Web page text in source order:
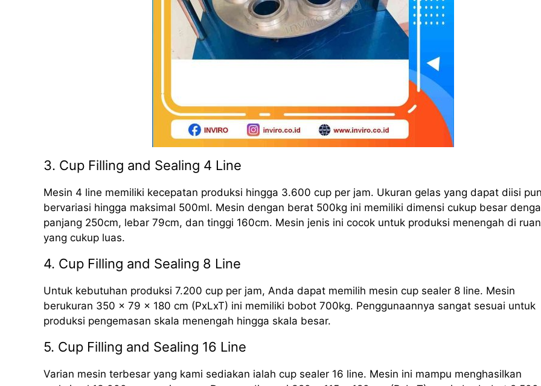
3. Cup Filling and Sealing 4 Line
Mesin 4 line memiliki kecepatan produksi hingga 3.600 cup per jam. Ukuran gelas yang dapat diisi pun
bervariasi hingga maksimal 500ml. Mesin dengan berat 500kg ini memiliki dimensi cukup besar
panjang 250cm, lebar 79cm, dan tinggi 160cm. Mesin jenis ini cocok untuk produksi menengah di
yang cukup luas.
4. Cup Filling and Sealing 8 Line
Untuk kebutuhan produksi 7.200 cup per jam, Anda dapat memilih mesin cup sealer 8 line. Mesin
berukuran 350 x 79 x 180 cm (PxLxT) ini memiliki bobot 700kg. Penggunaannya sangat sesuai untuk
produksi pengemasan skala menengah hingga skala besar.
5. Cup Filling and Sealing 16 Line
Varian mesin terbesar yang kami sediakan ialah cup sealer 16 line. Mesin ini mampu menghasilkan